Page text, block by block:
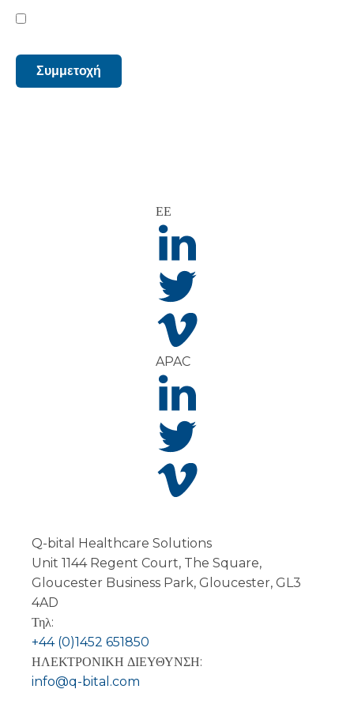
Συμμετοχή
ΕΕ
APAC
Q-bital Healthcare Solutions
Unit 1144 Regent Court, The Square,
Gloucester Business Park, Gloucester, GL3
4AD
Τηλ:
+44 (0)1452 651850
ΗΛΕΚΤΡΟΝΙΚΗ ΔΙΕΥΘΥΝΣΗ:
info@q-bital.com